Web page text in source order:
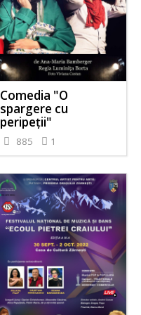
Comedia "O
spargere cu
peripeții"
885 1